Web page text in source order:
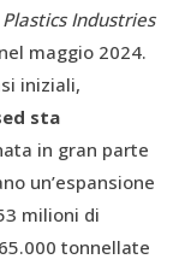
Industries
maggio 2024.
iniziali,
sta
in gran parte
un’espansione
milioni di
tonnellate